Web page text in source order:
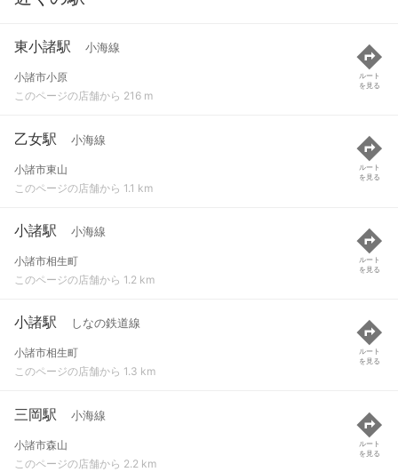
東小諸駅 小海線
小諸市小原
このページの店舗から 216 m
ルート
を見る
乙女駅 小海線
小諸市東山
このページの店舗から 1.1 km
ルート
を見る
小諸駅 小海線
小諸市相生町
このページの店舗から 1.2 km
ルート
を見る
小諸駅 しなの鉄道線
小諸市相生町
このページの店舗から 1.3 km
ルート
を見る
三岡駅 小海線
小諸市森山
このページの店舗から 2.2 km
ルート
を見る